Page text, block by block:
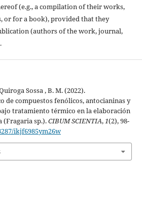
(e.g., a compilation of their works,
or for a book), provided that they
(authors of the work, journal,
Sossa , B. M. (2022).
de compuestos fenólicos, antocianinas y
tratamiento térmico en la elaboración
(Fragaria sp.).CIBUM SCIENTIA,1(2), 98-
ikjf6985ym26w